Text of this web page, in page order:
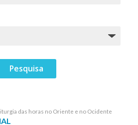
das horas no Oriente e no Ocidente